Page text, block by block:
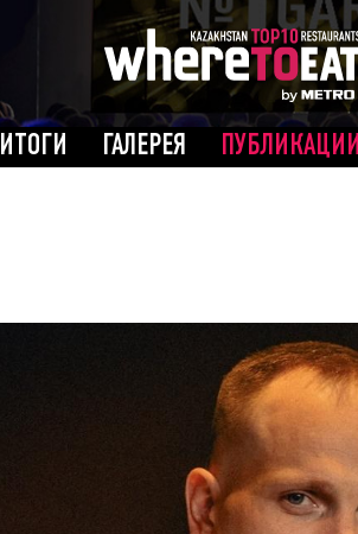
ИТОГИ ГАЛЕРЕЯ ПУБЛИКАЦИИ